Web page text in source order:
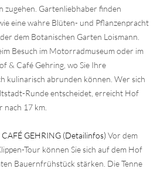
zugehen. Gartenliebhaber finden
eine wahre Blüten- und Pflanzenpracht
dem Botanischen Garten Loismann.
Besuch im Motorradmuseum oder im
& Café Gehring, wo Sie Ihre
kulinarisch abrunden können. Wer sich
Runde entscheidet, erreicht Hof
nach 17 km.
GEHRING (Detailinfos) Vor dem
Tour können Sie sich auf dem Hof
Bauernfrühstück stärken. Die Tenne